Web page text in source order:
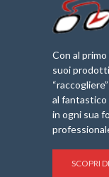
Con al
suoi
al fantastico
in ogni sua
SCOPRI